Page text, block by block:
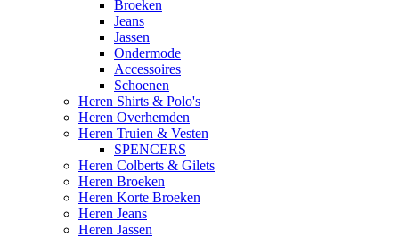
Broeken
Jeans
Jassen
Ondermode
Accessoires
Schoenen
Heren Shirts & Polo's
Heren Overhemden
Heren Truien & Vesten
SPENCERS
Heren Colberts & Gilets
Heren Broeken
Heren Korte Broeken
Heren Jeans
Heren Jassen